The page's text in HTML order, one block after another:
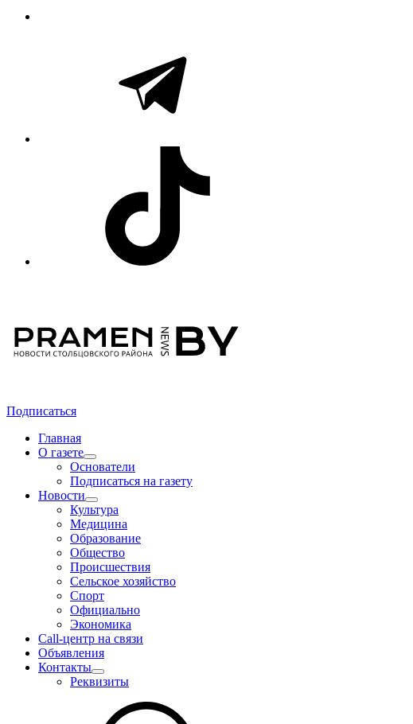
Подписаться
Главная
О газете
Основатели
Подписаться на газету
Новости
Культура
Медицина
Образование
Общество
Происшествия
Сельское хозяйство
Спорт
Официально
Экономика
Call-центр на связи
Объявления
Контакты
Реквизиты